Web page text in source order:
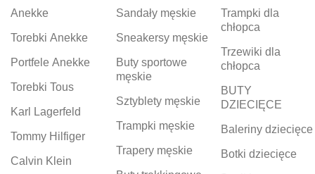
Anekke
Torebki Anekke
Portfele Anekke
Torebki Tous
Karl Lagerfeld
Tommy Hilfiger
Calvin Klein
Sandały męskie
Sneakersy męskie
Buty sportowe
męskie
Sztyblety męskie
Trampki męskie
Trapery męskie
Trampki dla
chłopca
Trzewiki dla
chłopca
BUTY
DZIECIĘCE
Baleriny dziecięce
Botki dziecięce